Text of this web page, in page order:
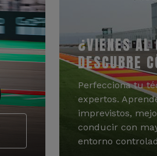
¿VIENES AL
DESCUBRE
Perfecciona tu
expertos.
imprevistos,
conducir con
entorno